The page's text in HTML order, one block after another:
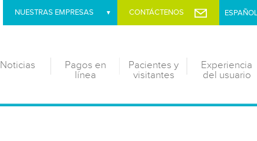
CONTÁCTENOS
NUESTRAS EMPRESAS
Noticias
Pagos en
línea
Pacientes y
visitantes
Experiencia
del usuario